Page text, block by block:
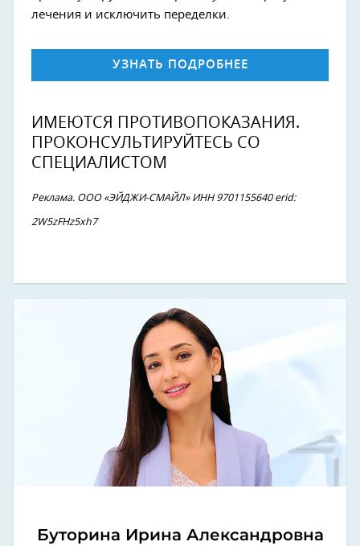
лечения и исключить переделки.
УЗНАТЬ ПОДРОБНЕЕ
ИМЕЮТСЯ ПРОТИВОПОКАЗАНИЯ.
ПРОКОНСУЛЬТИРУЙТЕСЬ СО
СПЕЦИАЛИСТОМ
Реклама. ООО «ЭЙДЖИ-СМАЙЛ» ИНН 9701155640 erid:
2W5zFHz5xh7
Буторина Ирина Александровна